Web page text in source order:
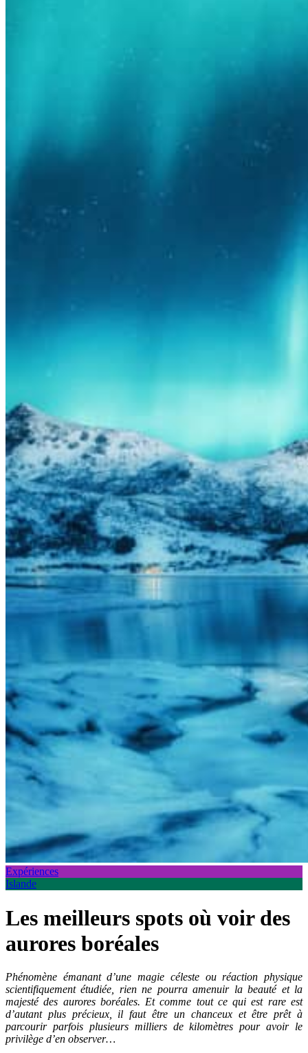
Expériences
Islande
Les meilleurs spots où voir des
aurores boréales
Phénomène émanant d’une magie céleste ou réaction physique
scientifiquement étudiée, rien ne pourra amenuir la beauté et la
majesté des aurores boréales. Et comme tout ce qui est rare est
d’autant plus précieux, il faut être un chanceux et être prêt à
parcourir parfois plusieurs milliers de kilomètres pour avoir le
privilège d’en observer…